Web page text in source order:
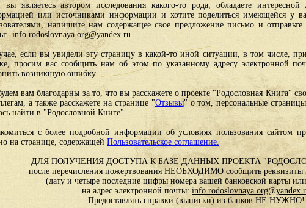
вы являетесь автором исследования какого-то рода, обладаете интересной
или источниками информации и хотите поделиться имеющейся у
напишите нам содержащее свое предложение письмо и отправьте
info.rodoslovnaya.org@yandex.ru
если вы увидели эту страницу в какой-то иной ситуации, в том числе,
просим вас сообщить нам об этом по указанному адресу электронной
возникшую ошибку.
вам благодарны за то, что вы расскажете о проекте "Родословная Книга"
а также расскажете на странице "Отзывы" о том, персональные
найти в "Родословной Книге".
с более подробной информации об условиях пользования сайтом
на странице, содержащей Пользовательское соглашение.
ДЛЯ ПОЛУЧЕНИЯ ДОСТУПА К БАЗЕ ДАННЫХ ПРОЕКТА
после перечисления пожертвования НЕОБХОДИМО сообщить реквизиты
(дату и четыре последние цифры номера вашей банковской карты
на адрес электронной почты:
Предоставлять справки (выписки) из банков НЕ НУЖНО!